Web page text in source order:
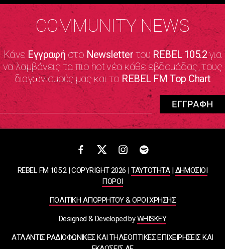
COMMUNITY NEWS
Κάνε Εγγραφήστο NewsletterτουREBEL 105.2για
να λαμβάνεις τα πιο hot νέα κάθε εβδομάδας, τους
διαγωνισμούς μας και το REBEL FM Top Chart
REBEL FM 105.2 | COPYRIGHT 2026 |ΤΑΥΤΟΤΗΤΑ|ΔΗΜΟΣΙΟΙ
ΠΟΡΟΙ
ΠΟΛΙΤΙΚΗ ΑΠΟΡΡΗΤΟΥ & ΟΡΟΙ ΧΡΗΣΗΣ
Designed & Developed byWHISKEY
ΑΤΛΑΝΤΙΣ ΡΑΔΙΟΦΩΝΙΚΕΣ ΚΑΙ ΤΗΛΕΟΠΤΙΚΕΣ ΕΠΙΧΕΙΡΗΣΕΙΣ ΚΑΙ